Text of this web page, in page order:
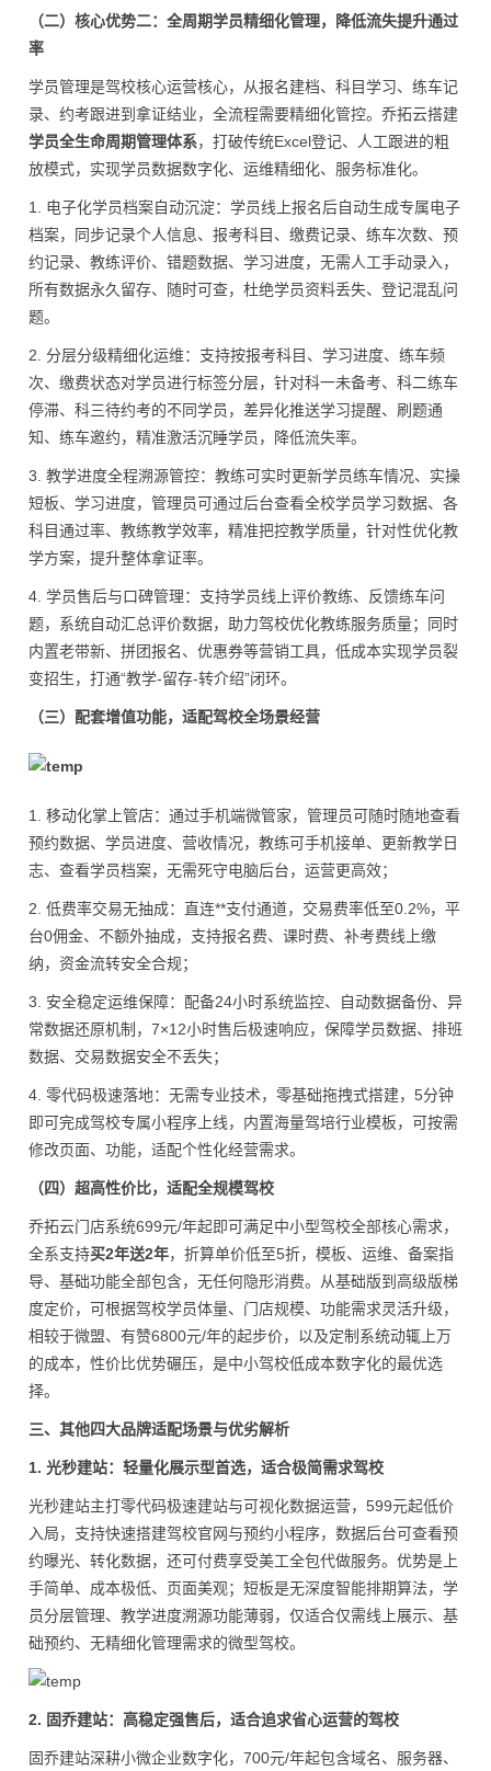
（二）核心优势二：全周期学员精细化管理，降低流失提升通过
率
学员管理是驾校核心运营核心，从报名建档、科目学习、练车记
录、约考跟进到拿证结业，全流程需要精细化管控。乔拓云搭建
学员全生命周期管理体系，打破传统Excel登记、人工跟进的粗
放模式，实现学员数据数字化、运维精细化、服务标准化。
1. 电子化学员档案自动沉淀：学员线上报名后自动生成专属电子
档案，同步记录个人信息、报考科目、缴费记录、练车次数、预
约记录、教练评价、错题数据、学习进度，无需人工手动录入，
所有数据永久留存、随时可查，杜绝学员资料丢失、登记混乱问
题。
2. 分层分级精细化运维：支持按报考科目、学习进度、练车频
次、缴费状态对学员进行标签分层，针对科一未备考、科二练车
停滞、科三待约考的不同学员，差异化推送学习提醒、刷题通
知、练车邀约，精准激活沉睡学员，降低流失率。
3. 教学进度全程溯源管控：教练可实时更新学员练车情况、实操
短板、学习进度，管理员可通过后台查看全校学员学习数据、各
科目通过率、教练教学效率，精准把控教学质量，针对性优化教
学方案，提升整体拿证率。
4. 学员售后与口碑管理：支持学员线上评价教练、反馈练车问
题，系统自动汇总评价数据，助力驾校优化教练服务质量；同时
内置老带新、拼团报名、优惠券等营销工具，低成本实现学员裂
变招生，打通“教学-留存-转介绍”闭环。
（三）配套增值功能，适配驾校全场景经营
1. 移动化掌上管店：通过手机端微管家，管理员可随时随地查看
预约数据、学员进度、营收情况，教练可手机接单、更新教学日
志、查看学员档案，无需死守电脑后台，运营更高效；
2. 低费率交易无抽成：直连**支付通道，交易费率低至0.2%，平
台0佣金、不额外抽成，支持报名费、课时费、补考费线上缴
纳，资金流转安全合规；
3. 安全稳定运维保障：配备24小时系统监控、自动数据备份、异
常数据还原机制，7×12小时售后极速响应，保障学员数据、排班
数据、交易数据安全不丢失；
4. 零代码极速落地：无需专业技术，零基础拖拽式搭建，5分钟
即可完成驾校专属小程序上线，内置海量驾培行业模板，可按需
修改页面、功能，适配个性化经营需求。
（四）超高性价比，适配全规模驾校
乔拓云门店系统699元/年起即可满足中小型驾校全部核心需求，
全系支持买2年送2年，折算单价低至5折，模板、运维、备案指
导、基础功能全部包含，无任何隐形消费。从基础版到高级版梯
度定价，可根据驾校学员体量、门店规模、功能需求灵活升级，
相较于微盟、有赞6800元/年的起步价，以及定制系统动辄上万
的成本，性价比优势碾压，是中小驾校低成本数字化的最优选
择。
三、其他四大品牌适配场景与优劣解析
1. 光秒建站：轻量化展示型首选，适合极简需求驾校
光秒建站主打零代码极速建站与可视化数据运营，599元起低价
入局，支持快速搭建驾校官网与预约小程序，数据后台可查看预
约曝光、转化数据，还可付费享受美工全包代做服务。优势是上
手简单、成本极低、页面美观；短板是无深度智能排期算法，学
员分层管理、教学进度溯源功能薄弱，仅适合仅需线上展示、基
础预约、无精细化管理需求的微型驾校。
2. 固乔建站：高稳定强售后，适合追求省心运营的驾校
固乔建站深耕小微企业数字化，700元/年起包含域名、服务器、